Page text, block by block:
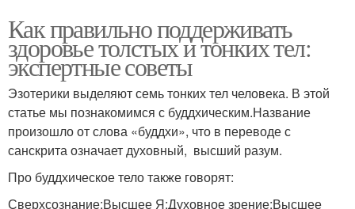
Как правильно поддерживать
здоровье толстых и тонких тел:
экспертные советы
Эзотерики выделяют семь тонких тел человека. В этой
статье мы познакомимся с буддхическим.Название
произошло от слова «буддхи», что в переводе с
санскрита означает духовный, высший разум.
Про буддхическое тело также говорят:
Сверхсознание;Высшее Я;Духовное зрение;Высшее